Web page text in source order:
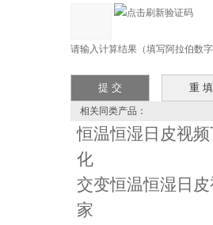
请输入计算结果（填写阿拉伯数字）
相关同类产品：
恒温恒湿日皮视
化
交变恒温恒湿日
家